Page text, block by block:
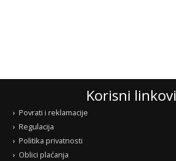
Korisni linkovi
Povrati i reklamacije
Regulacija
Politika privatnosti
Oblici plaćanja